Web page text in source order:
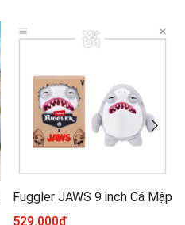
Fuggler JAWS 9 inch Cá Mập
529.000₫